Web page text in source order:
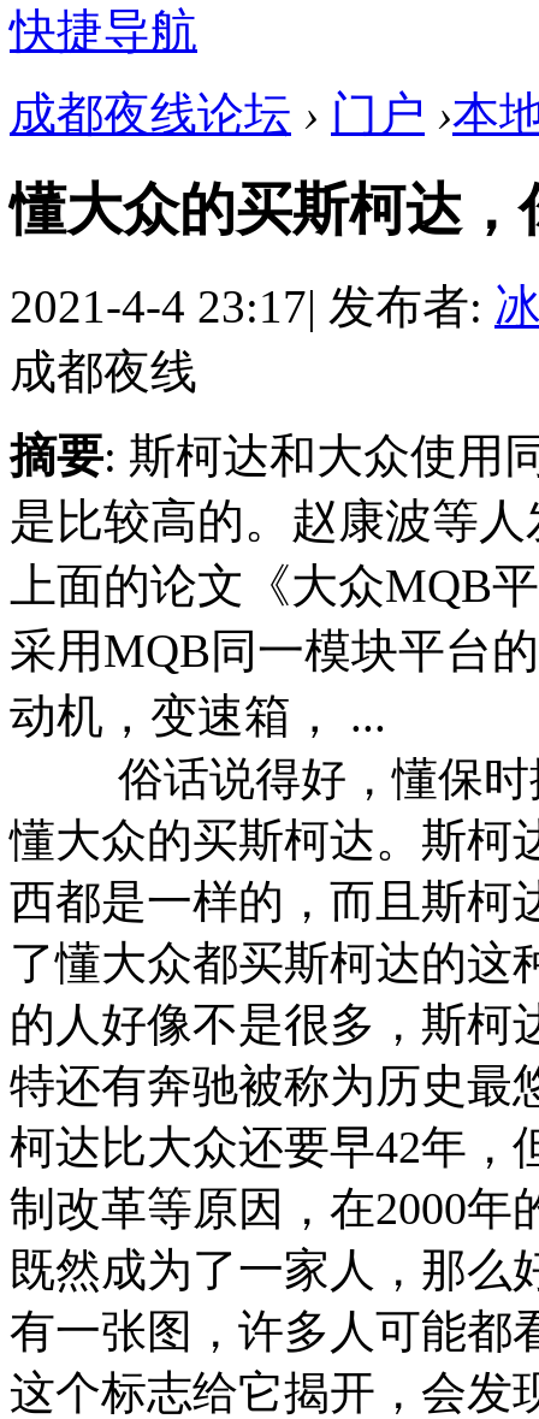
快捷导航
成都夜线论坛 › 门户 ›本
懂大众的买斯柯达
2021-4-4 23:17| 发布者:
成都夜线
摘要: 斯柯达和大众使用
是比较高的。赵康波等
上面的论文《大众MQB
采用MQB同一模块平台
动机，变速箱， ...
俗话说得好，懂保时
懂大众的买斯柯达。斯柯
西都是一样的，而且斯柯
了懂大众都买斯柯达的这
的人好像不是很多，斯柯
特还有奔驰被称为历史最
柯达比大众还要早42年，
制改革等原因，在2000
既然成为了一家人，那么
有一张图，许多人可能都
这个标志给它揭开，会发